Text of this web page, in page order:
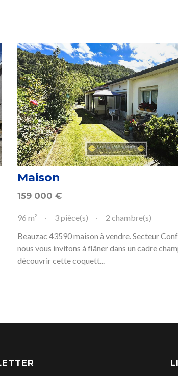
Maison
159 000 €
96 m² 3 pièce(s)
2 chambre(s)
Beauzac 43590 maison à vendre. Secteur
nous vous invitons à flâner dans un cadre
découvrir cette coquett...